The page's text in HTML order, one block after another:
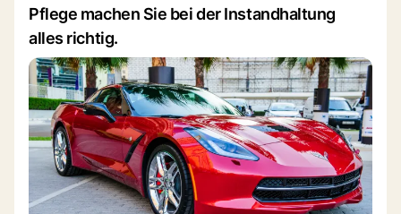
Pflege machen Sie bei der Instandhaltung
alles richtig.